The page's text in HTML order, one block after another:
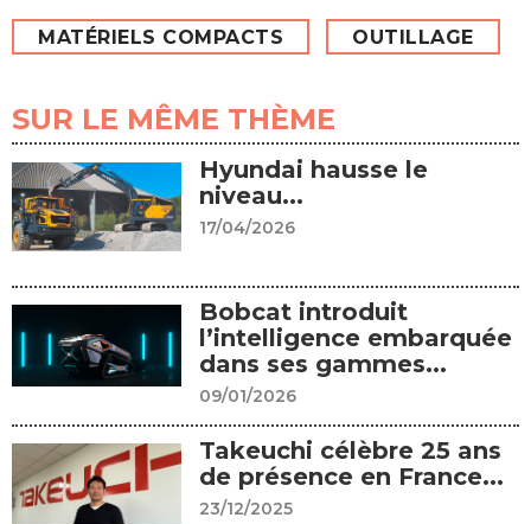
MATÉRIELS COMPACTS OUTILLAGE
SUR LE MÊME THÈME
Hyundai hausse le
niveau...
17/04/2026
Bobcat introduit
l’intelligence embarquée
dans ses gammes...
09/01/2026
Takeuchi célèbre 25 ans
de présence en France...
23/12/2025